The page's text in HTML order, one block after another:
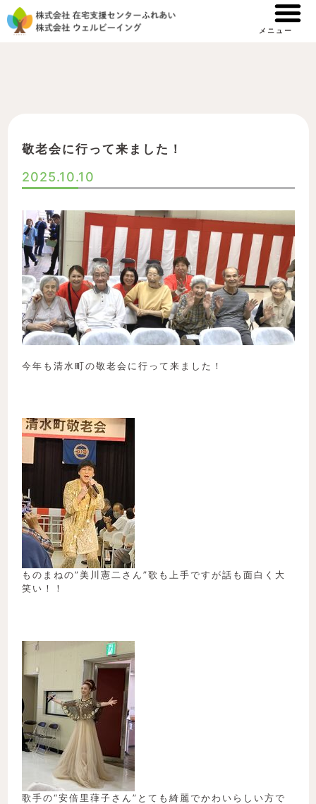
容
メニュー
敬老会に行って来ました！
2025.10.10
今年も清水町の敬老会に行って来ました！
ものまねの”美川憲二さん”歌も上手ですが話も面白く大
笑い！！
歌手の“安倍里葎子さん”とても綺麗でかわいらしい方で